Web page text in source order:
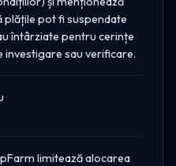
plățile pot fi suspendate
întârziate pentru cerințe
investigare sau verificare.
limitează alocarea